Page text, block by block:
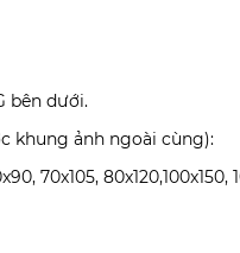
bên dưới.
khung ảnh ngoài cùng):
70x105, 80x120,100x150,